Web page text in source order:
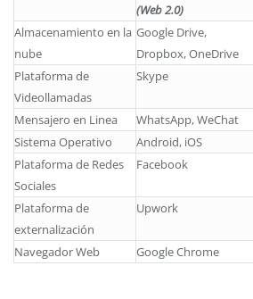
(Web 2.0)
Almacenamiento en la
nube
Google Drive,
Dropbox, OneDrive
Plataforma de
Videollamadas
Skype
Mensajero en Linea WhatsApp, WeChat
Sistema Operativo
Android, iOS
Plataforma de Redes
Sociales
Facebook
Plataforma de
externalización
Upwork
Navegador Web Google Chrome